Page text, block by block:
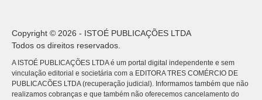
Copyright © 2026 - ISTOÉ PUBLICAÇÕES LTDA
Todos os direitos reservados.
A ISTOÉ PUBLICAÇÕES LTDA é um portal digital independente e sem
vinculação editorial e societária com a EDITORA TRES COMÉRCIO DE
PUBLICACÕES LTDA (recuperação judicial). Informamos também que não
realizamos cobranças e que também não oferecemos cancelamento do